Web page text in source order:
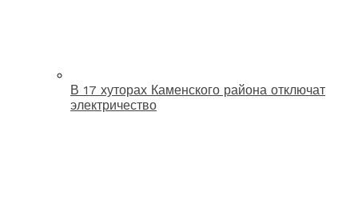
В 17 хуторах Каменского района отключат
электричество